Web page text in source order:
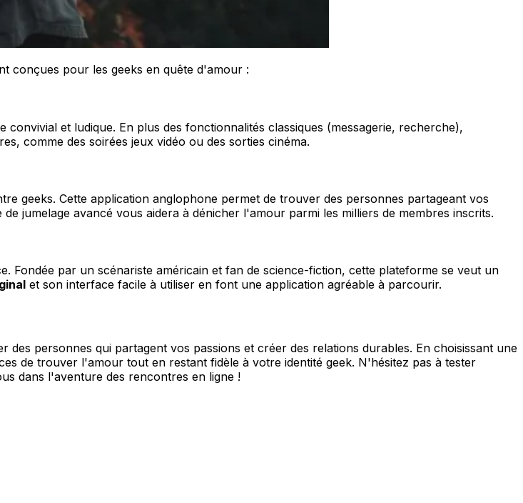
conçues pour les geeks en quête d'amour :
et ludique. En plus des fonctionnalités classiques (messagerie, recherche),
comme des soirées jeux vidéo ou des sorties cinéma.
geeks. Cette application anglophone permet de trouver des personnes partageant vos
jumelage avancé vous aidera à dénicher l'amour parmi les milliers de membres inscrits.
Fondée par un scénariste américain et fan de science-fiction, cette plateforme se veut un
et son interface facile à utiliser en font une application agréable à parcourir.
personnes qui partagent vos passions et créer des relations durables. En choisissant une
de trouver l'amour tout en restant fidèle à votre identité geek. N'hésitez pas à tester
dans l'aventure des rencontres en ligne !